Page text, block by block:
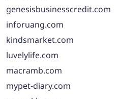
genesisbusinesscredit.com
inforuang.com
kindsmarket.com
luvelylife.com
macramb.com
mypet-diary.com